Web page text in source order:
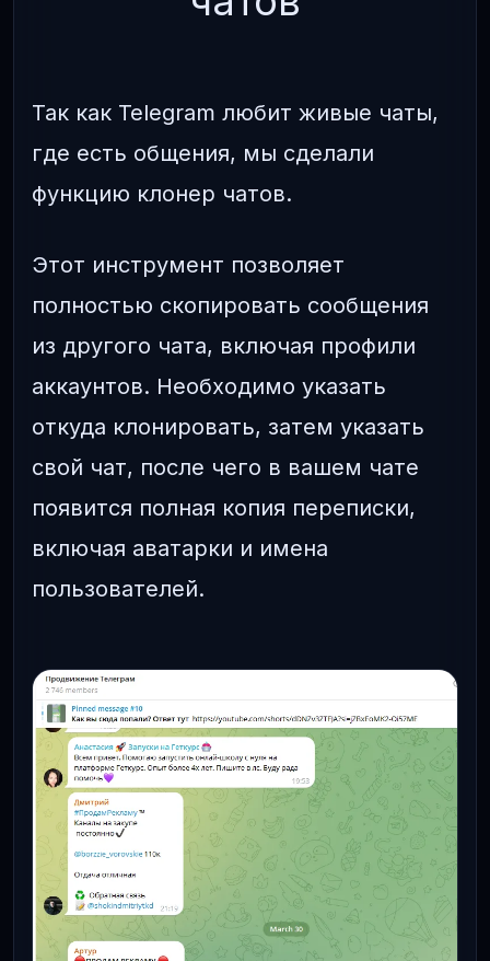
Так как Telegram любит живые чаты,
где есть общения, мы сделали
функцию клонер чатов.
Этот инструмент позволяет
полностью скопировать сообщения
из другого чата, включая профили
аккаунтов. Необходимо указать
откуда клонировать, затем указать
свой чат, после чего в вашем чате
появится полная копия переписки,
включая аватарки и имена
пользователей.